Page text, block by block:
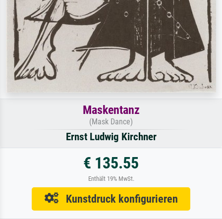
Maskentanz
(Mask Dance)
Ernst Ludwig Kirchner
€ 135.55
Enthält 19% MwSt.
Kunstdruck konfigurieren